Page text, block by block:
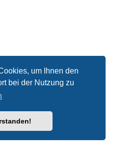
um Ihnen den
bei der Nutzung zu